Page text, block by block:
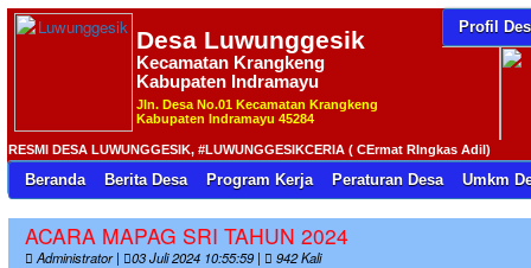
Profil
Desa Luwunggesik
Kecamatan Krangkeng
Kabupaten Indramayu
Jln. Desa No.01 Kecamatan Krangkeng
Kabupaten Indramayu 45284
DESA LUWUNGGESIK, #LUWUNGGESIKCERIA ( CErmat RIngkas Adil)
Beranda Berita Desa Program Kerja Peraturan Desa Umkm
ACARA MAPAG SRI TAHUN 2024
Administrator | 03 Juli 2024 10:55:59 | 942 Kali